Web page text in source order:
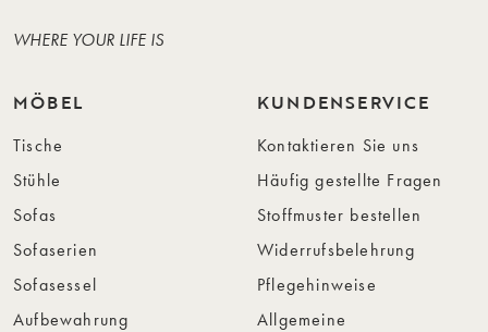
WHERE YOUR LIFE IS
MÖBEL
Tische
Stühle
Sofas
Sofaserien
Sofasessel
Aufbewahrung
KUNDENSERVICE
Kontaktieren Sie uns
Häufig gestellte Fragen
Stoffmuster bestellen
Widerrufsbelehrung
Pflegehinweise
Allgemeine